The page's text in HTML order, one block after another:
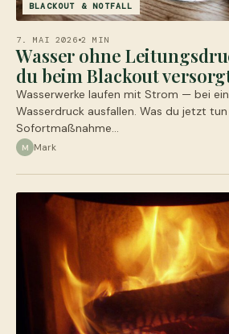
BLACKOUT & NOTFALL
7. MAI 2026 2 MIN
Wasser ohne
du beim Blackout
Wasserwerke laufen mit Strom — bei
Wasserdruck ausfallen. Was du jetzt
Sofortmaßnahme…
M Mark